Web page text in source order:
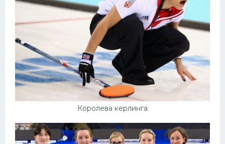
Королева керлинга